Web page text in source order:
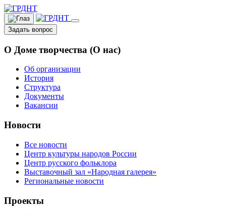
Задать вопрос
О Доме творчества (О нас)
Об организации
История
Структура
Документы
Вакансии
Новости
Все новости
Центр культуры народов России
Центр русского фольклора
Выставочный зал «Народная галерея»
Региональные новости
Проекты